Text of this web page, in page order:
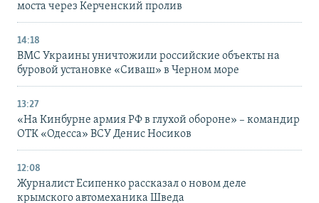
моста через Керченский пролив
14:18
ВМС Украины уничтожили российские объекты на
буровой установке «Сиваш» в Черном море
13:27
«На Кинбурне армия РФ в глухой обороне» – командир
ОТК «Одесса» ВСУ Денис Носиков
12:08
Журналист Есипенко рассказал о новом деле
крымского автомеханика Шведа